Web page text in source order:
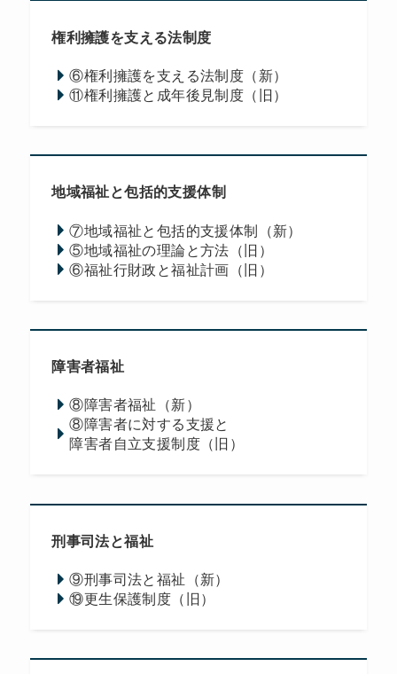
権利擁護を支える法制度
⑥権利擁護を支える法制度（新）
⑪権利擁護と成年後見制度（旧）
地域福祉と包括的支援体制
⑦地域福祉と包括的支援体制（新）
⑤地域福祉の理論と方法（旧）
⑥福祉行財政と福祉計画（旧）
障害者福祉
⑧障害者福祉（新）
⑧障害者に対する支援と
障害者自立支援制度（旧）
刑事司法と福祉
⑨刑事司法と福祉（新）
⑲更生保護制度（旧）